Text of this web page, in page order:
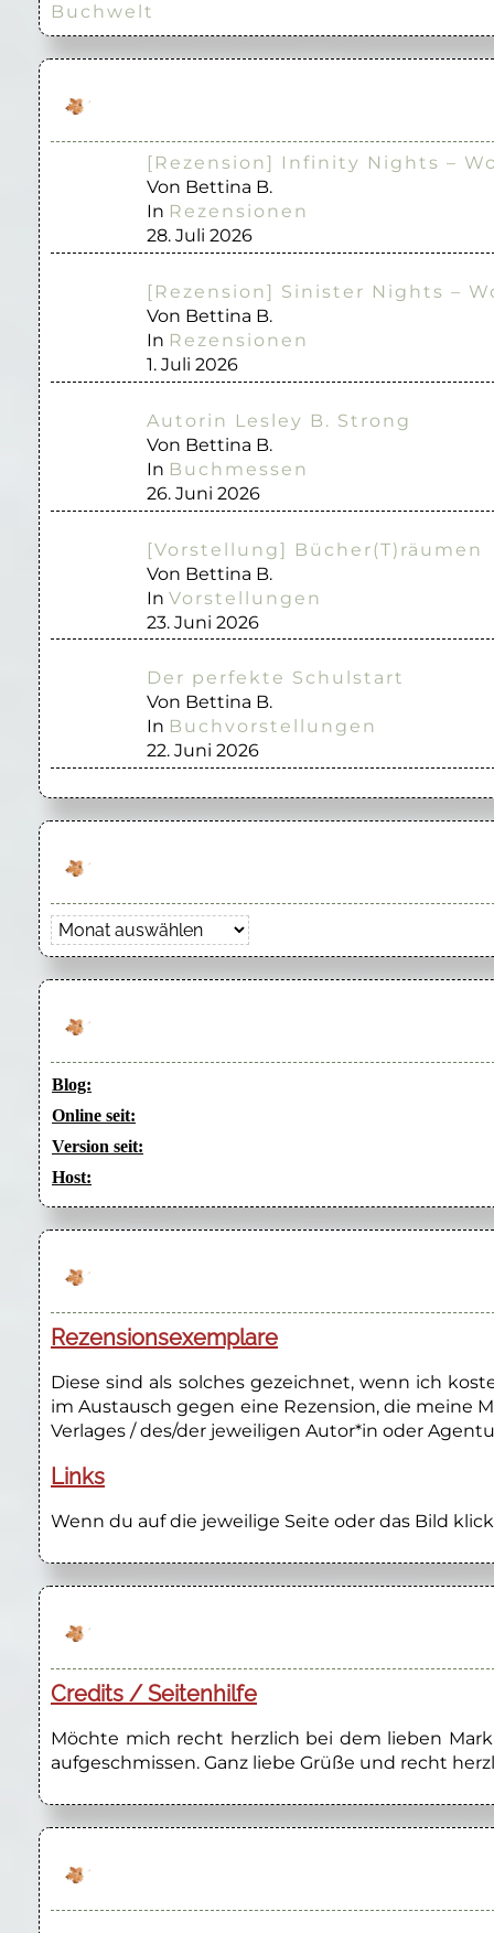
Buchwelt
[Rezension] Infinity Nights –
Von Bettina B.
In Rezensionen
28. Juli 2026
[Rezension] Sinister Nights –
Von Bettina B.
In Rezensionen
1. Juli 2026
Autorin Lesley B. Strong
Von Bettina B.
In Buchmessen
26. Juni 2026
[Vorstellung] Bücher(T)räumen
Von Bettina B.
In Vorstellungen
23. Juni 2026
Der perfekte Schulstart
Von Bettina B.
In Buchvorstellungen
22. Juni 2026
Archiv
Blog:
Online seit:
Version seit:
Host:
Rezensionsexemplare
Diese sind als solches gezeichnet, wenn ich
im Austausch gegen eine Rezension, die meine
Verlages / des/der jeweiligen Autor*in oder
Links
Wenn du auf die jeweilige Seite oder das Bild
Credits / Seitenhilfe
Möchte mich recht herzlich bei dem lieben
aufgeschmissen. Ganz liebe Grüße und recht